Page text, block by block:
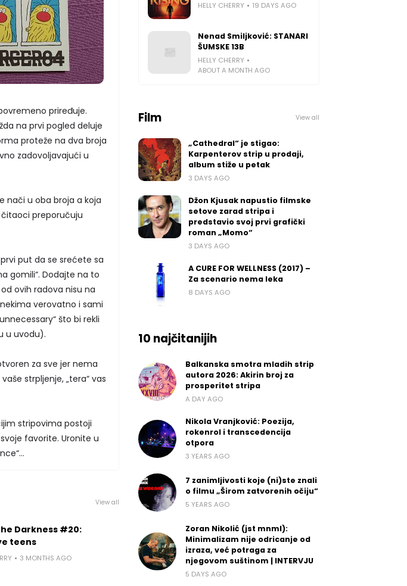
priređuje.
na prvi pogled deluje
proteže na dva broja
zadovoljavajući u
nači u oba broja a koja
čitaoci preporučuju
put da se srećete sa
gomili“. Dodajte na to
ovih radova nisu na
verovatno i sami
što bi rekli
u uvodu).
za sve jer nema
strpljenje, „tera“ vas
stripovima postoji
favorite. Uronite u
View all
Darkness #20:
teens
3 MONTHS AGO
HELLY CHERRY 19 DAYS AGO
Nenad Smiljković: STANARI
ŠUMSKE 13B
HELLY CHERRY
ABOUT A MONTH AGO
Film View all
„Cathedral“ je stigao:
Karpenterov strip u prodaji,
album stiže u petak
3 DAYS AGO
Džon Kjusak napustio filmske
setove zarad stripa i
predstavio svoj prvi grafički
roman „Momo“
3 DAYS AGO
A CURE FOR WELLNESS (2017) –
Za scenario nema leka
8 DAYS AGO
10 najčitanijih
Balkanska smotra mladih strip
autora 2026: Akirin broj za
prosperitet stripa
A DAY AGO
Nikola Vranjković: Poezija,
rokenrol i transcedencija
otpora
3 YEARS AGO
7 zanimljivosti koje (ni)ste znali
o filmu „Širom zatvorenih očiju“
5 YEARS AGO
Zoran Nikolić (jst mnml):
Minimalizam nije odricanje od
izraza, već potraga za
njegovom suštinom | INTERVJU
5 DAYS AGO